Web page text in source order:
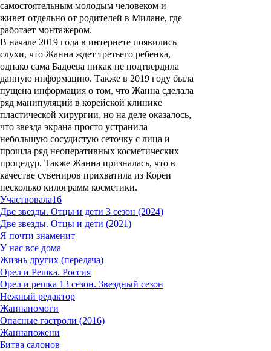
самостоятельным молодым человеком и
живет отдельно от родителей в Милане, где
работает монтажером.
В начале 2019 года в интернете появились
слухи, что Жанна ждет третьего ребенка,
однако сама Бадоева никак не подтвердила
данную информацию. Также в 2019 году была
пущена информация о том, что Жанна сделала
ряд манипуляций в корейской клинике
пластической хирургии, но на деле оказалось,
что звезда экрана просто устранила
небольшую сосудистую сеточку с лица и
прошла ряд неоперативных косметических
процедур. Также Жанна призналась, что в
качестве сувениров прихватила из Кореи
несколько килограмм косметики.
Участвовала16
Две звезды. Отцы и дети 3 сезон (2024)
Две звезды. Отцы и дети (2021)
Я почти знаменит
У нас все дома
Жизнь других (передача)
Орел и Решка. Россия
Орел и решка 13 сезон. Звездный сезон
Нежный редактор
Жаннапомоги
Опасные гастроли (2016)
Жаннапожени
Битва салонов